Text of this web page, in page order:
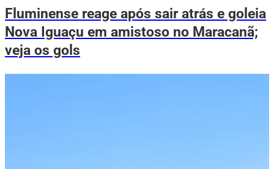
Fluminense reage após sair atrás e goleia
Nova Iguaçu em amistoso no Maracanã;
veja os gols